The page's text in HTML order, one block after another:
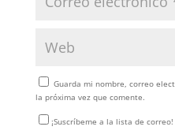
Guarda mi nombre, correo
la próxima vez que comente.
¡Suscríbeme a la lista de correo!